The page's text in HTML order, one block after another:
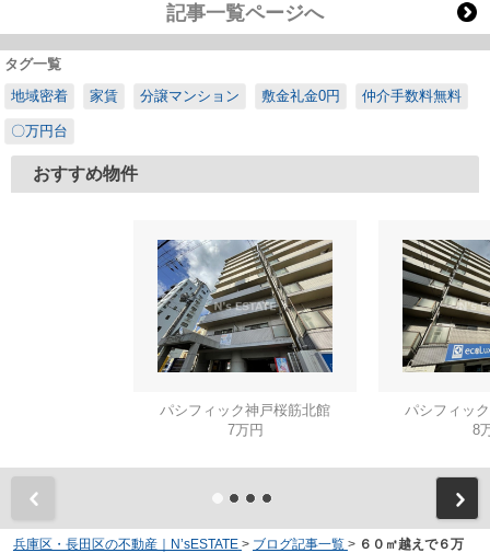
記事一覧ページへ
タグ一覧
地域密着
家賃 分譲マンション 敷金礼金0円 仲介手数料無料
〇万円台
おすすめ物件
パシフィック神戸桜筋北館
7万円
パシフィッ
8
兵庫区・長田区の不動産｜N’sESTATE > ブログ記事一覧 > ６０㎡越えで６万